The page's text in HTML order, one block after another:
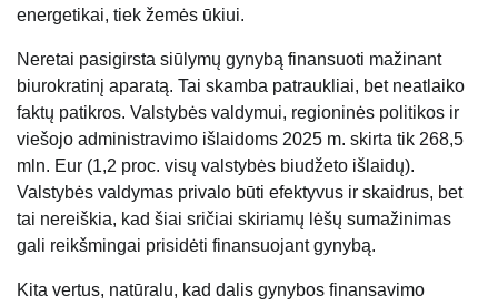
energetikai, tiek žemės ūkiui.
Neretai pasigirsta siūlymų gynybą finansuoti mažinant
biurokratinį aparatą. Tai skamba patraukliai, bet neatlaiko
faktų patikros. Valstybės valdymui, regioninės politikos ir
viešojo administravimo išlaidoms 2025 m. skirta tik 268,5
mln. Eur (1,2 proc. visų valstybės biudžeto išlaidų).
Valstybės valdymas privalo būti efektyvus ir skaidrus, bet
tai nereiškia, kad šiai sričiai skiriamų lėšų sumažinimas
gali reikšmingai prisidėti finansuojant gynybą.
Kita vertus, natūralu, kad dalis gynybos finansavimo